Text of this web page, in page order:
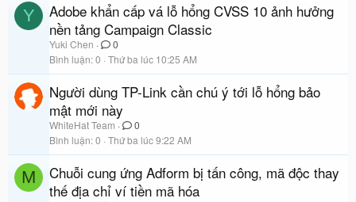
Y
Adobe khẩn cấp vá lỗ hổng CVSS 10 ảnh hưởng
nền tảng Campaign Classic
Yuki Chen
0
Bình luận 0 Thứ ba lúc 10:25 AM
Người dùng TP-Link cần chú ý tới lỗ hổng bảo
mật mới này
WhiteHat Team
0
Bình luận 0 Thứ ba lúc 9:22 AM
M
Chuỗi cung ứng Adform bị tấn công, mã độc thay
thế địa chỉ ví tiền mã hóa